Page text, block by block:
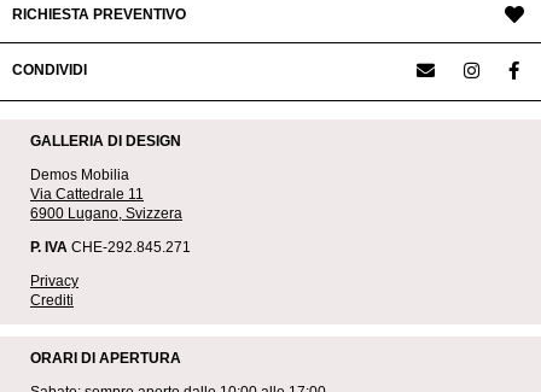
RICHIESTA PREVENTIVO
CONDIVIDI
GALLERIA DI DESIGN
Demos Mobilia
Via Cattedrale 11
6900 Lugano, Svizzera
P. IVA CHE-292.845.271
Privacy
Crediti
ORARI DI APERTURA